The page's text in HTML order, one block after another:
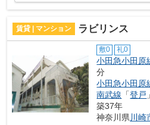
賃貸 | マンション ラビリンス
敷0 礼0
小田急小田原
分
小田急小田原
南武線 「登戸
築37年
神奈川県 川崎